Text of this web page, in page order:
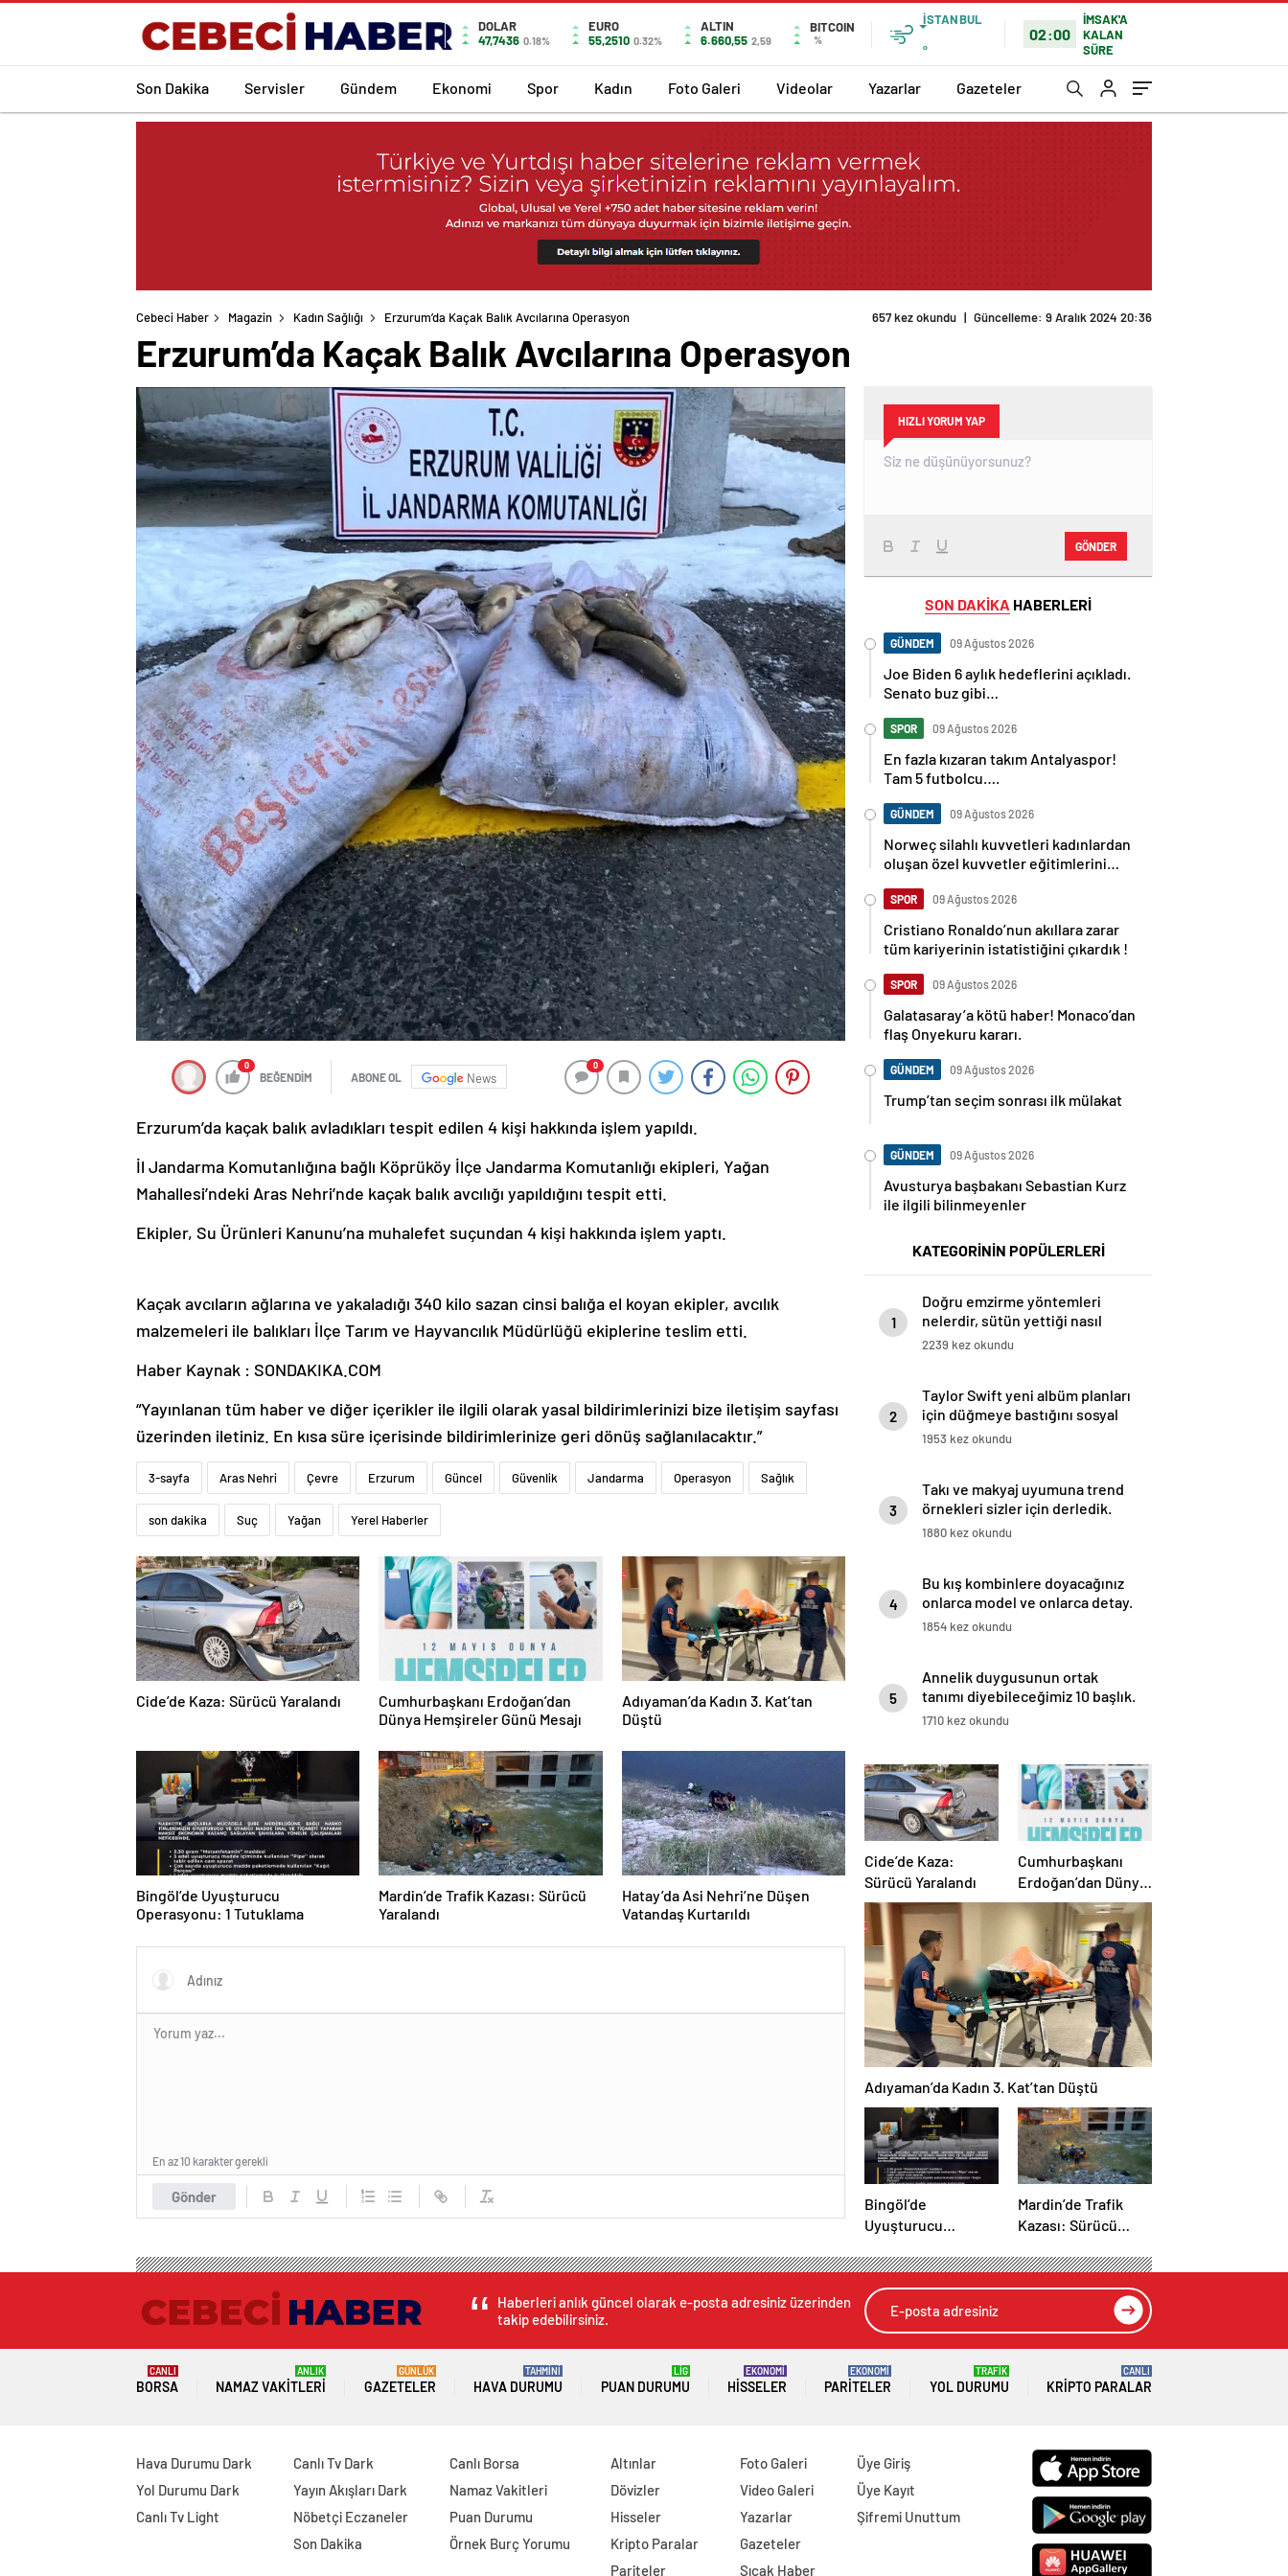
DOLAR
47,7436 0.18%
EURO
55,2510 0.32%
ALTIN
6.660,55 2,59
BITCOIN
%
İSTANBUL
°
02:00
İMSAK'A
KALAN
SÜRE
Son Dakika Servisler Gündem Ekonomi Spor Kadın Foto Galeri Videolar Yazarlar Gazeteler
Cebeci Haber Magazin Kadın Sağlığı Erzurum’da Kaçak Balık Avcılarına Operasyon 657 kez okundu | Güncelleme: 9 Aralık 2024 20:36
Erzurum’da Kaçak Balık Avcılarına Operasyon
0
BEĞENDİM ABONE OL News
0
Erzurum’da kaçak balık avladıkları tespit edilen 4 kişi hakkında işlem yapıldı.
İl Jandarma Komutanlığına bağlı Köprüköy İlçe Jandarma Komutanlığı ekipleri, Yağan
Mahallesi’ndeki Aras Nehri’nde kaçak balık avcılığı yapıldığını tespit etti.
Ekipler, Su Ürünleri Kanunu’na muhalefet suçundan 4 kişi hakkında işlem yaptı.
Kaçak avcıların ağlarına ve yakaladığı 340 kilo sazan cinsi balığa el koyan ekipler, avcılık
malzemeleri ile balıkları İlçe Tarım ve Hayvancılık Müdürlüğü ekiplerine teslim etti.
Haber Kaynak : SONDAKIKA.COM
“Yayınlanan tüm haber ve diğer içerikler ile ilgili olarak yasal bildirimlerinizi bize iletişim sayfası
üzerinden iletiniz. En kısa süre içerisinde bildirimlerinize geri dönüş sağlanılacaktır.”
3-sayfa Aras Nehri Çevre Erzurum Güncel Güvenlik Jandarma Operasyon Sağlık
son dakika Suç Yağan Yerel Haberler
Cide’de Kaza: Sürücü Yaralandı
Cumhurbaşkanı Erdoğan’dan
Dünya Hemşireler Günü Mesajı
Adıyaman’da Kadın 3. Kat’tan
Düştü
Bingöl’de Uyuşturucu
Operasyonu: 1 Tutuklama
Mardin’de Trafik Kazası: Sürücü
Yaralandı
Hatay’da Asi Nehri’ne Düşen
Vatandaş Kurtarıldı
Gönder
En az 10 karakter gerekli
HIZLI YORUM YAP
GÖNDER
SON DAKİKA HABERLERİ
GÜNDEM 09 Ağustos 2026
Joe Biden 6 aylık hedeflerini açıkladı.
Senato buz gibi…
SPOR 09 Ağustos 2026
En fazla kızaran takım Antalyaspor!
Tam 5 futbolcu….
GÜNDEM 09 Ağustos 2026
Norweç silahlı kuvvetleri kadınlardan
oluşan özel kuvvetler eğitimlerini
SPOR 09 Ağustos 2026
Cristiano Ronaldo’nun akıllara zarar
tüm kariyerinin istatistiğini çıkardık !
SPOR 09 Ağustos 2026
Galatasaray’a kötü haber! Monaco’dan
flaş Onyekuru kararı.
GÜNDEM 09 Ağustos 2026
Trump’tan seçim sonrası ilk mülakat
GÜNDEM 09 Ağustos 2026
Avusturya başbakanı Sebastian Kurz
ile ilgili bilinmeyenler
KATEGORİNİN POPÜLERLERİ
1
Doğru emzirme yöntemleri
nelerdir, sütün yettiği nasıl
anlaşılır?
2239 kez okundu
2
Taylor Swift yeni albüm planları
için düğmeye bastığını sosyal
medyadan duyurdu!
1953 kez okundu
3
Takı ve makyaj uyumuna trend
örnekleri sizler için derledik.
1880 kez okundu
4
Bu kış kombinlere doyacağınız
onlarca model ve onlarca detay.
1854 kez okundu
5
Annelik duygusunun ortak
tanımı diyebileceğimiz 10 başlık.
1710 kez okundu
Cide’de Kaza:
Sürücü Yaralandı
Cumhurbaşkanı
Erdoğan’dan Dünya
Hemşireler Günü
Mesajı
Adıyaman’da Kadın 3. Kat’tan Düştü
Bingöl’de
Uyuşturucu
Tutuklama
Mardin’de Trafik
Kazası: Sürücü
Haberleri anlık güncel olarak e-posta adresiniz üzerinden
takip edebilirsiniz.
BORSA
CANLI
NAMAZ VAKITLERI
ANLIK
GAZETELER
GÜNLÜK
HAVA DURUMU
TAHMİNİ
PUAN DURUMU
LİG
HISSELER
EKONOMİ
PARITELER
EKONOMİ
YOL DURUMU
TRAFİK
KRIPTO PARALAR
CANLI
Hava Durumu Dark
Yol Durumu Dark
Canlı Tv Light
Canlı Tv Dark
Yayın Akışları Dark
Nöbetçi Eczaneler
Son Dakika
Canlı Borsa
Namaz Vakitleri
Puan Durumu
Örnek Burç Yorumu
Altınlar
Dövizler
Hisseler
Kripto Paralar
Pariteler
Foto Galeri
Video Galeri
Yazarlar
Gazeteler
Sıcak Haber
Üye Giriş
Üye Kayıt
Şifremi Unuttum